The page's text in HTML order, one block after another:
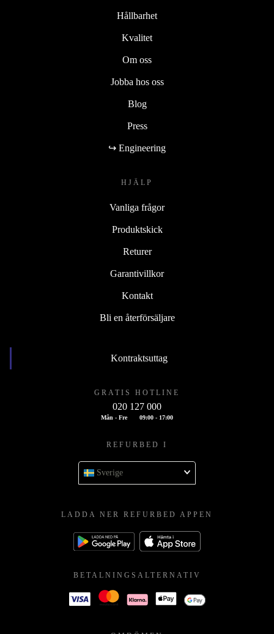
Hållbarhet
Kvalitet
Om oss
Jobba hos oss
Blog
Press
↪ Engineering
HJÄLP
Vanliga frågor
Produktskick
Returer
Garantivillkor
Kontakt
Bli en återförsäljare
Kontraktsuttag
GRATIS HOTLINE
020 127 000
Mån - Fre 09:00 - 17:00
REFURBED I
Sverige
LADDA NER REFURBED APPEN
BETALNINGSALTERNATIV